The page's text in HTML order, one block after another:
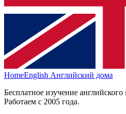
HomeEnglish Английский дома
Бесплатное изучение
Работаем с 2005 года.